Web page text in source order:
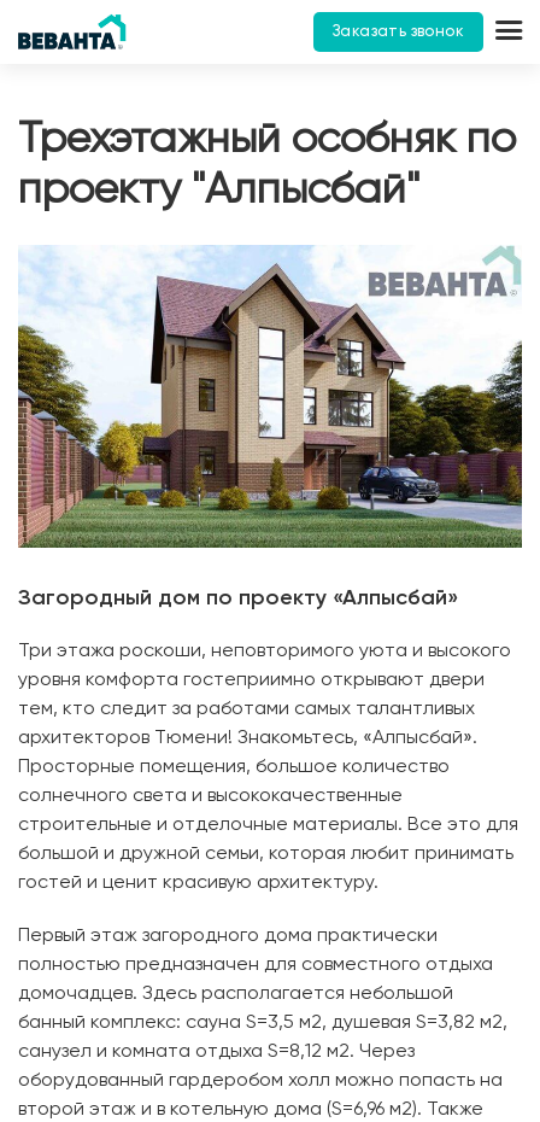
Заказать звонок
Трехэтажный особняк по
проекту "Алпысбай"
Загородный дом по проекту «Алпысбай»
Три этажа роскоши, неповторимого уюта и высокого
уровня комфорта гостеприимно открывают двери
тем, кто следит за работами самых талантливых
архитекторов Тюмени! Знакомьтесь, «Алпысбай».
Просторные помещения, большое количество
солнечного света и высококачественные
строительные и отделочные материалы. Все это для
большой и дружной семьи, которая любит принимать
гостей и ценит красивую архитектуру.
Первый этаж загородного дома практически
полностью предназначен для совместного отдыха
домочадцев. Здесь располагается небольшой
банный комплекс: сауна S=3,5 м2, душевая S=3,82 м2,
санузел и комната отдыха S=8,12 м2. Через
оборудованный гардеробом холл можно попасть на
второй этаж и в котельную дома (S=6,96 м2). Также